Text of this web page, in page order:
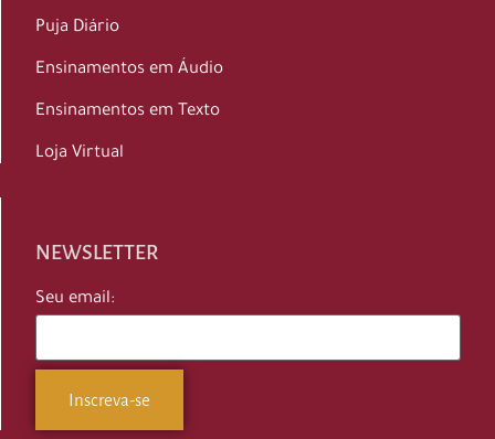
Puja Diário
Ensinamentos em Áudio
Ensinamentos em Texto
Loja Virtual
NEWSLETTER
Seu email: